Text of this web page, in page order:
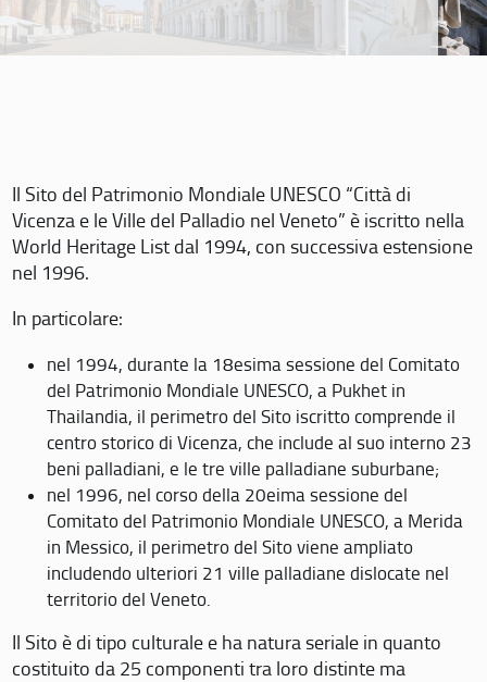
Il Sito del Patrimonio Mondiale UNESCO “Città di
Vicenza e le Ville del Palladio nel Veneto” è iscritto nella
World Heritage List dal 1994, con successiva estensione
nel 1996.
In particolare:
nel 1994, durante la 18esima sessione del Comitato
del Patrimonio Mondiale UNESCO, a Pukhet in
Thailandia, il perimetro del Sito iscritto comprende il
centro storico di Vicenza, che include al suo interno 23
beni palladiani, e le tre ville palladiane suburbane;
nel 1996, nel corso della 20eima sessione del
Comitato del Patrimonio Mondiale UNESCO, a Merida
in Messico, il perimetro del Sito viene ampliato
includendo ulteriori 21 ville palladiane dislocate nel
territorio del Veneto.
Il Sito è di tipo culturale e ha natura seriale in quanto
costituito da 25 componenti tra loro distinte ma